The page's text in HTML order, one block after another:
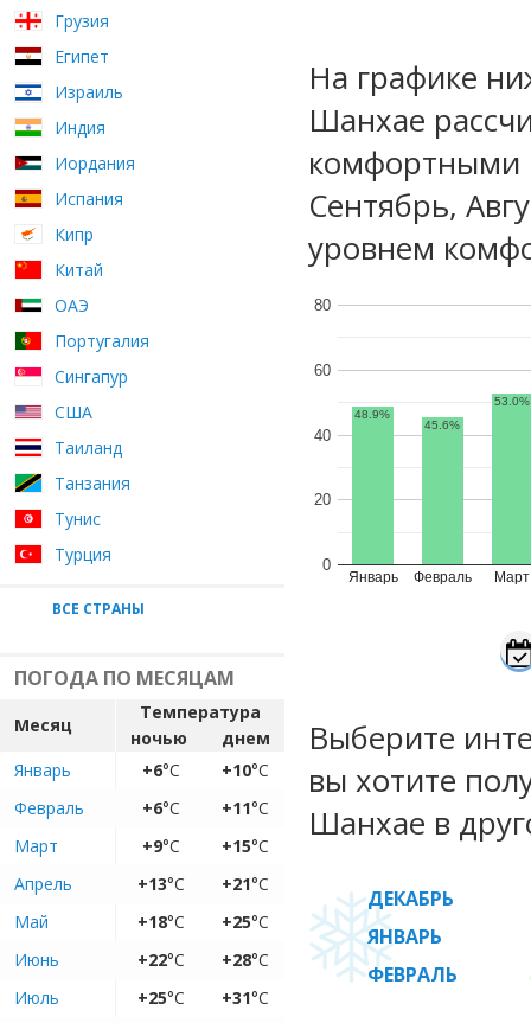
Грузия
Египет
Израиль
Индия
Иордания
Испания
Кипр
Китай
ОАЭ
Португалия
Сингапур
США
Таиланд
Танзания
Тунис
Турция
ВСЕ СТРАНЫ
ПОГОДА ПО МЕСЯЦАМ
Месяц
Температура
ночью
днем
Январь
+6°C +10°C
Февраль
+6°C +11°C
Март
+9°C +15°C
Апрель
+13°C +21°C
Май
+18°C +25°C
Июнь
+22°C +28°C
Июль
+25°C +31°C
На графике
Шанхае
комфортными
Сентябрь,
уровнем
Январь Февраль Март
0
20
40
60
80
48.9%
45.6%
53.0%
Выберите
вы хотите
Шанхае в
ДЕКАБРЬ
ЯНВАРЬ
ФЕВРАЛЬ